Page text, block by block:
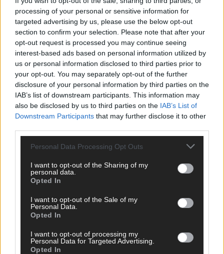
processing of your personal or sensitive information for
targeted advertising by us, please use the below opt-out
section to confirm your selection. Please note that after your
opt-out request is processed you may continue seeing
interest-based ads based on personal information utilized by
us or personal information disclosed to third parties prior to
your opt-out. You may separately opt-out of the further
disclosure of your personal information by third parties on the
IAB’s list of downstream participants. This information may
also be disclosed by us to third parties on the IAB’s List of
Downstream Participants that may further disclose it to other
Personal Data Processing Opt Outs
I want to opt-out of the Sharing of my
personal data.
Opted In
I want to opt-out of the Sale of my
Personal Data.
Opted In
I want to opt-out of processing my
Personal Data for Targeted Advertising.
Opted In
gelten unsereDatenschutzvereinbarungen.
Kommentar
Vor- und Nachname
Benachrichtige mich über neue Beiträge via E-Mail.
TOP STORIES